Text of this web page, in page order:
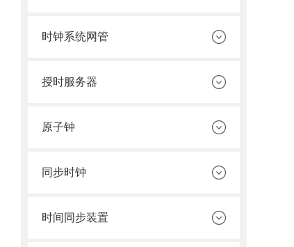
时钟系统网管
授时服务器
原子钟
同步时钟
时间同步装置